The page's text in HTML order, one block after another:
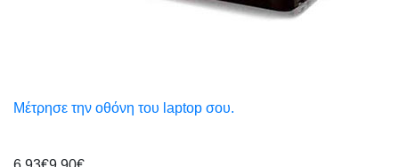
Μέτρησε την οθόνη του laptop σου.